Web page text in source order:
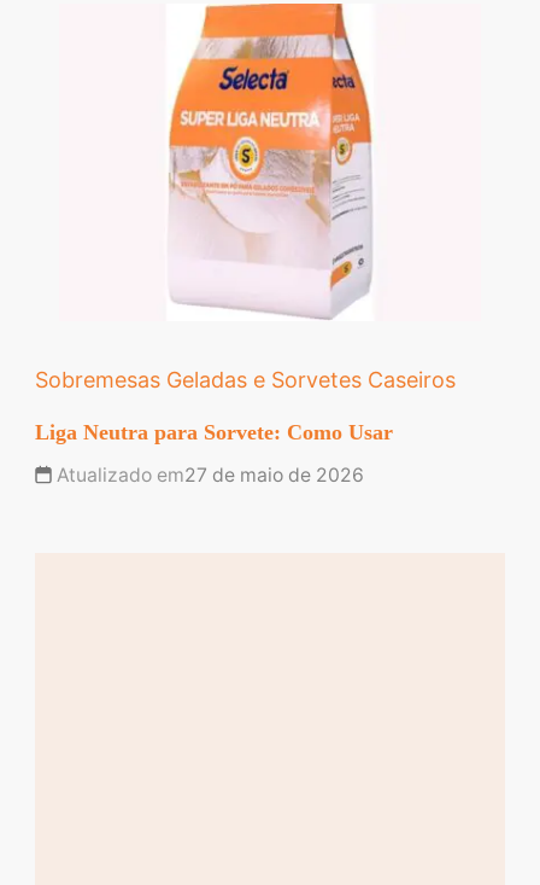
Sobremesas Geladas e Sorvetes Caseiros
Liga Neutra para Sorvete: Como Usar
Atualizado em27 de maio de 2026